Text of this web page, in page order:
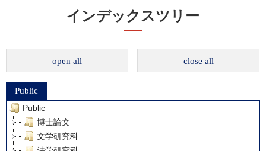
インデックスツリー
open all close all
Public
Public
博士論文
文学研究科